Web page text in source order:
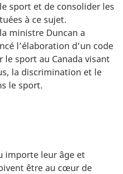
sport et de consolider les
à ce sujet.
ministre Duncan a
l’élaboration d’un code
le sport au Canada visant
la discrimination et le
le sport.
importe leur âge et
être au cœur de